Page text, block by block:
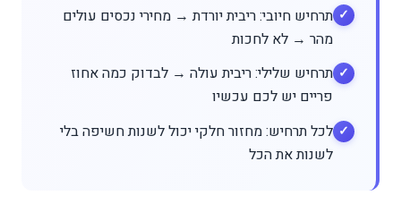
תרחיש חיובי: ריבית יורדת → מחירי נכסים עולים
מהר → לא לחכות
תרחיש שלילי: ריבית עולה → לבדוק כמה אחוז
פריים יש לכם עכשיו
לכל תרחיש: מחזור חלקי יכול לשנות חשיפה בלי
לשנות את הכל